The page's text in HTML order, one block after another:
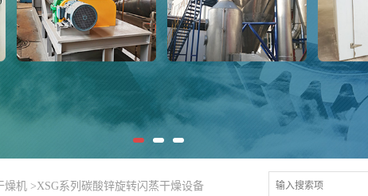
燥机 >XSG系列碳酸锌旋转闪蒸干燥设备